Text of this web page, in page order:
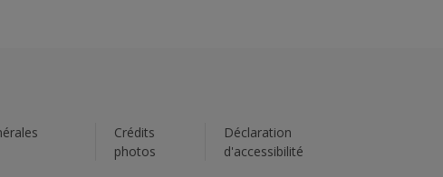
Crédits
photos
Déclaration
d'accessibilité